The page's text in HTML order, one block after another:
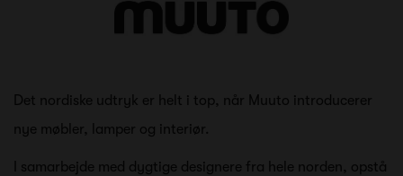
Det nordiske udtryk er helt i top, når Muuto introducerer
nye møbler, lamper og interiør.
I samarbejde med dygtige designere fra hele norden, opstå